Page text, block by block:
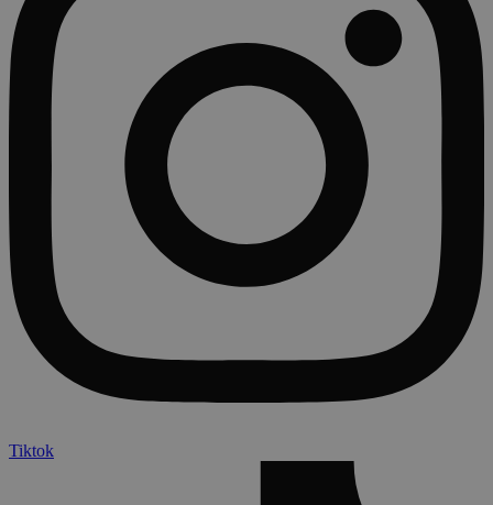
Tiktok